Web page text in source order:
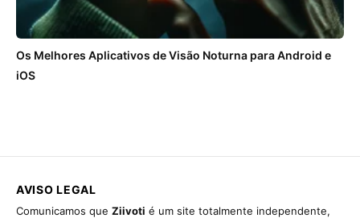
Os Melhores Aplicativos de Visão Noturna para Android e
iOS
AVISO LEGAL
Comunicamos que Ziivoti é um site totalmente independente,